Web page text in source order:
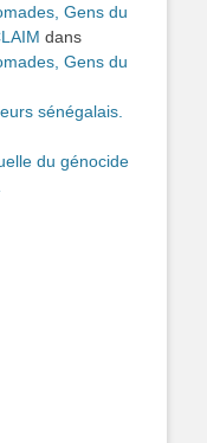
Gens du
dans
Gens du
sénégalais.
du génocide